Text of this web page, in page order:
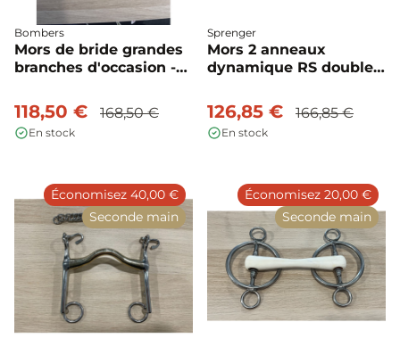
Bombers
Mors de bride grandes
branches d'occasion -
118,50 € 168,50 €
En stock
Sprenger
Mors 2 anneaux
dynamique RS double
Sprenger
126,85 € 166,85 €
En stock
Économisez 40,00 €
Seconde main
Économisez 20,00 €
Seconde main